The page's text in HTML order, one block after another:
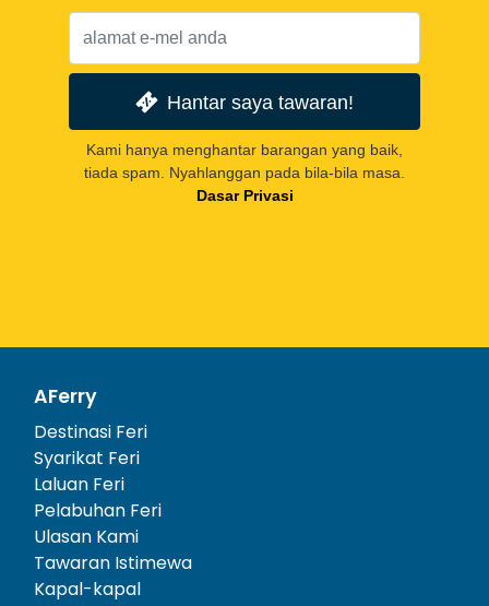
Hantar saya tawaran!
Kami hanya menghantar barangan yang baik,
tiada spam. Nyahlanggan pada bila-bila masa.
Dasar Privasi
AFerry
Destinasi Feri
Syarikat Feri
Laluan Feri
Pelabuhan Feri
Ulasan Kami
Tawaran Istimewa
Kapal-kapal